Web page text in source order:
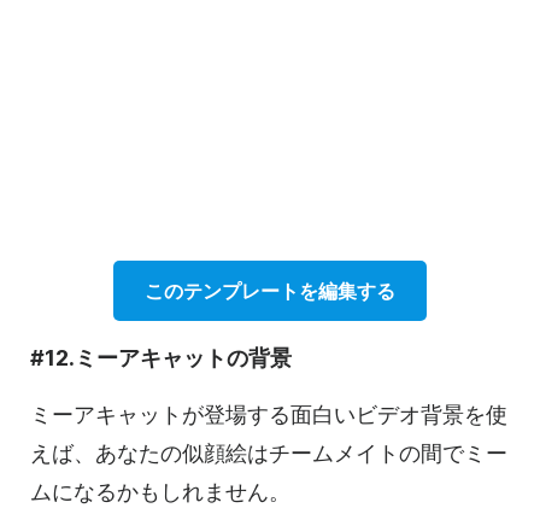
このテンプレートを編集する
#12.ミーアキャットの背景
ミーアキャットが登場する面白いビデオ背景を使
えば、あなたの似顔絵はチームメイトの間でミー
ムになるかもしれません。